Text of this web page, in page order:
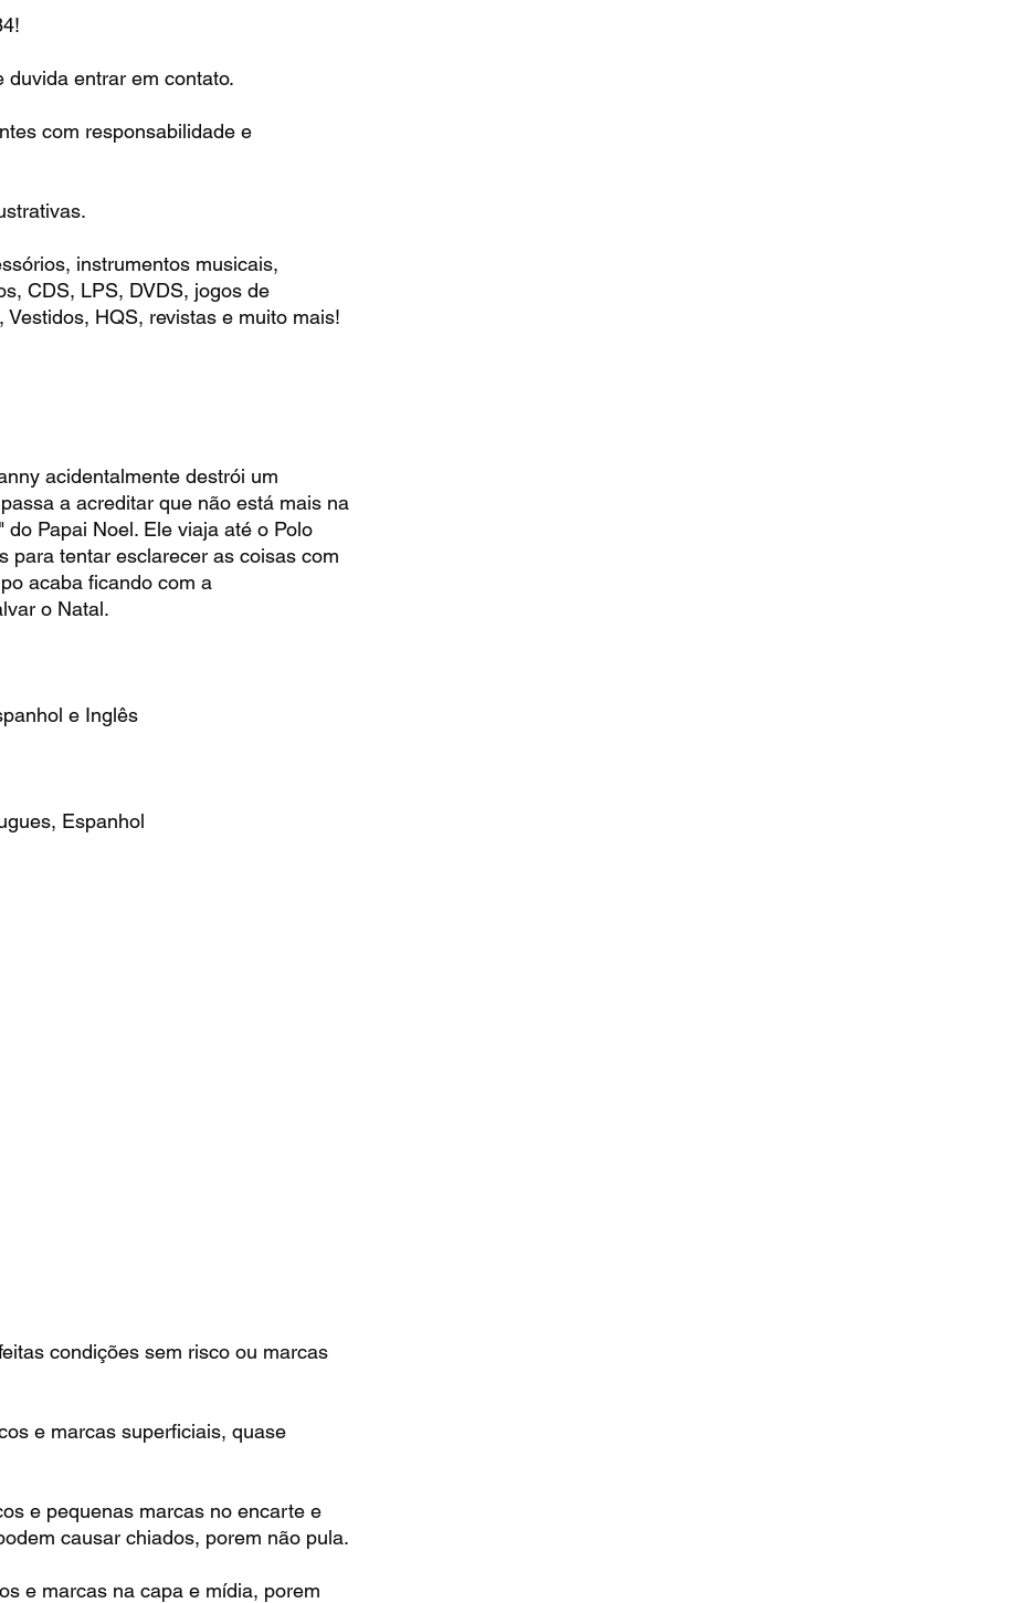
entrar em contato.
com responsabilidade e
instrumentos musicais,
CDS, LPS, DVDS, jogos de
HQS, revistas e muito mais!
acidentalmente destrói um
a acreditar que não está mais na
do Papai Noel. Ele viaja até o Polo
para tentar esclarecer as coisas com
acaba ficando com a
o Natal.
e Inglês
Espanhol
condições sem risco ou marcas
e marcas superficiais, quase
e pequenas marcas no encarte e
causar chiados, porem não pula.
e marcas na capa e mídia, porem